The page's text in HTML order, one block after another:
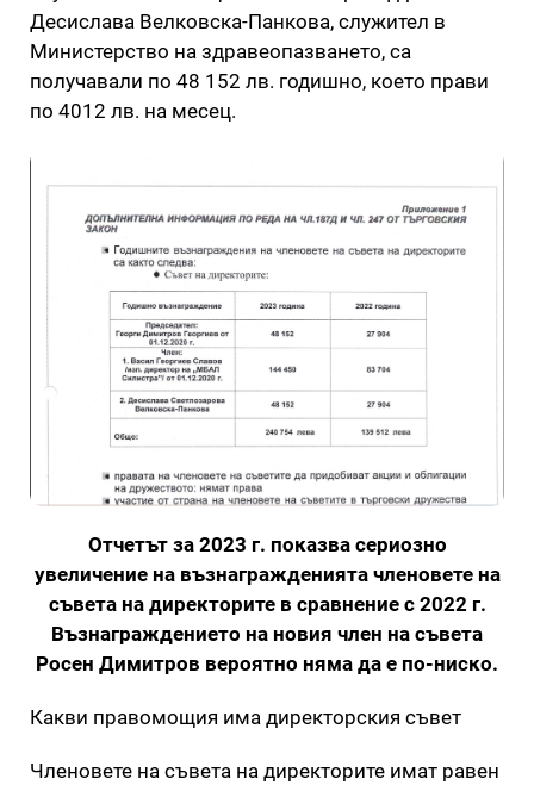
Десислава Велковска-Панкова, служител в
Министерство на здравеопазването, са
получавали по 48 152 лв. годишно, което прави
по 4012 лв. на месец.
Отчетът за 2023 г. показва сериозно
увеличение на възнагражденията членовете на
съвета на директорите в сравнение с 2022 г.
Възнаграждението на новия член на съвета
Росен Димитров вероятно няма да е по-ниско.
Какви правомощия има директорския съвет
Членовете на съвета на директорите имат равен